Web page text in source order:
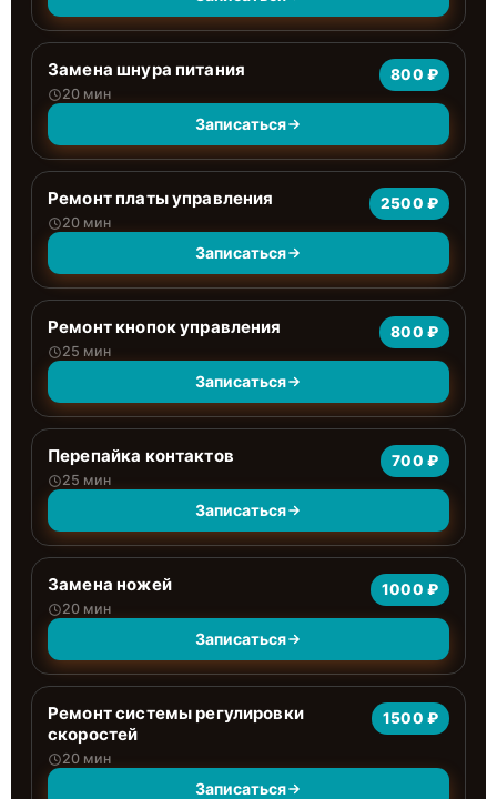
Замена шнура питания
20 мин
800 ₽
Записаться
Ремонт платы управления
20 мин
2500 ₽
Записаться
Ремонт кнопок управления
25 мин
800 ₽
Записаться
Перепайка контактов
25 мин
700 ₽
Записаться
Замена ножей
20 мин
1000 ₽
Записаться
Ремонт системы регулировки
скоростей
20 мин
1500 ₽
Записаться